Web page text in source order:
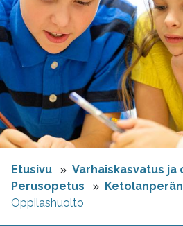
Etusivu
Varhaiskasvatus ja
Perusopetus
Oppilashuolto